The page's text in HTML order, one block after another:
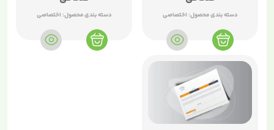
دسته بندی محصول: اختصاصی دسته بندی محصول: اختصاصی